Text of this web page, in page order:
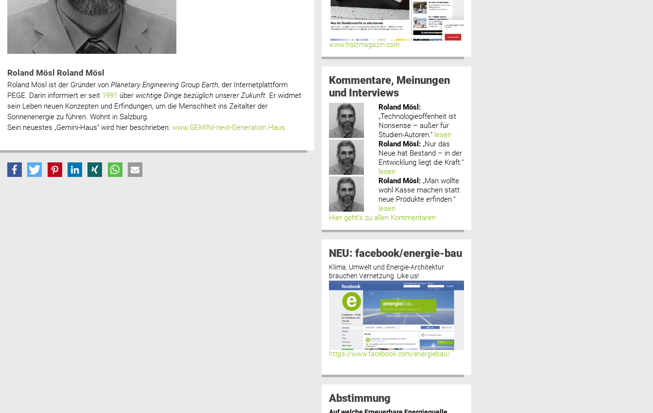
Roland Mösl Roland Mösl
Roland Mösl ist der Gründer von Planetary Engineering Group Earth, der Internetplattform
PEGE. Darin informiert er seit 1991 über wichtige Dinge bezüglich unserer Zukunft. Er widmet
sein Leben neuen Konzepten und Erfindungen, um die Menschheit ins Zeitalter der
Sonnenenergie zu führen. Wohnt in Salzburg.
Sein neuestes „Gemini-Haus“ wird hier beschrieben: www.GEMINI-next-Generation.Haus
www.holzmagazin.com
Kommentare, Meinungen
und Interviews
Roland Mösl :
„Technologieoffenheit ist
Nonsense – außer für
Studien-Autoren.“ lesen
Roland Mösl : „Nur das
Neue hat Bestand – in der
Entwicklung liegt die Kraft.“
lesen
Roland Mösl : „Man wollte
wohl Kasse machen statt
neue Produkte erfinden.“
lesen
Hier geht’s zu allen Kommentaren
NEU: facebook/energie-bau
Klima, Umwelt und Energie-Architektur
brauchen Vernetzung. Like us!
https://www.facebook.com/energiebau/
Abstimmung